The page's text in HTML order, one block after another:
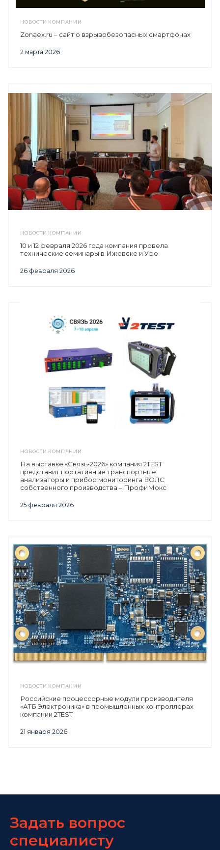
НОВОСТИ КОМПАНИИ
2 марта 2026
Zonaex.ru – сайт о взрывобезопасных смартфонах
НОВОСТИ КОМПАНИИ
26 февраля 2026
10 и 12 февраля 2026 года компания провела
технические семинары в Ижевске и Уфе
НОВОСТИ КОМПАНИИ
25 февраля 2026
На выставке «Связь-2026» компания 2TEST
представит портативные транспортные
анализаторы и прибор мониторинга ВОЛС
собственного производства – ПрофиМокс
НОВОСТИ КОМПАНИИ
21 января 2026
Российские процессорные модули производителя
«АТБ Электроника» в промышленных контроллерах
компании 2TEST
Задать вопрос
специалисту